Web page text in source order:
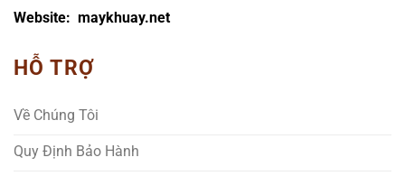
Website: maykhuay.net
HỖ TRỢ
Về Chúng Tôi
Quy Định Bảo Hành